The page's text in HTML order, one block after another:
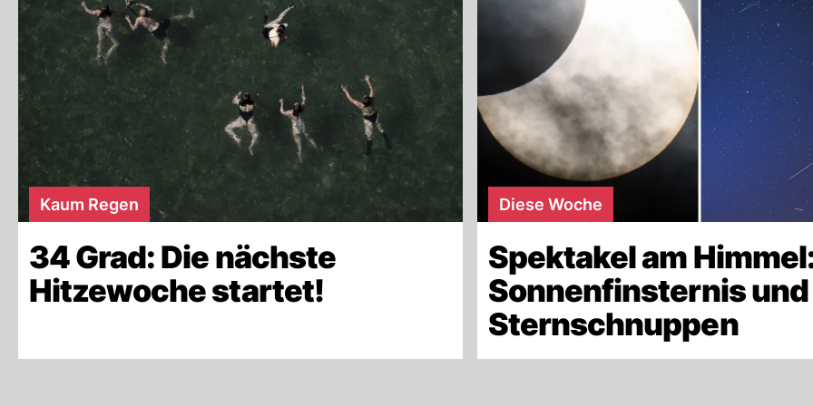
Kaum Regen
34 Grad: Die nächste
Hitzewoche startet!
Diese Woche
Spektakel am
Sonnenfinsternis und
Sternschnuppen